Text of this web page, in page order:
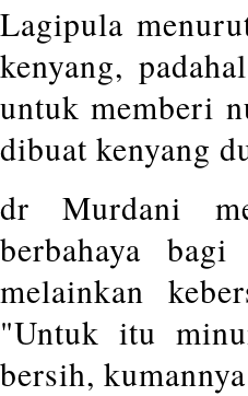
Lagipula
kenyang,
untuk memberi
dibuat kenyang
dr Murdani
berbahaya
melainkan
"Untuk itu
bersih,